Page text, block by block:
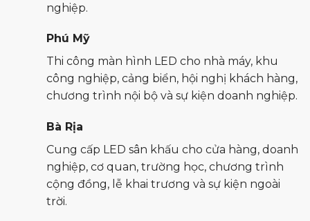
nghiệp.
Phú Mỹ
Thi công màn hình LED cho nhà máy, khu
công nghiệp, cảng biển, hội nghị khách hàng,
chương trình nội bộ và sự kiện doanh nghiệp.
Bà Rịa
Cung cấp LED sân khấu cho cửa hàng, doanh
nghiệp, cơ quan, trường học, chương trình
cộng đồng, lễ khai trương và sự kiện ngoài
trời.